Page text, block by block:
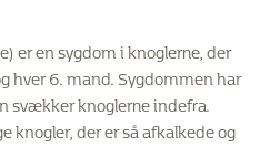
er en sygdom i knoglerne, der
hver 6. mand. Sygdommen har
svækker knoglerne indefra.
knogler, der er så afkalkede og